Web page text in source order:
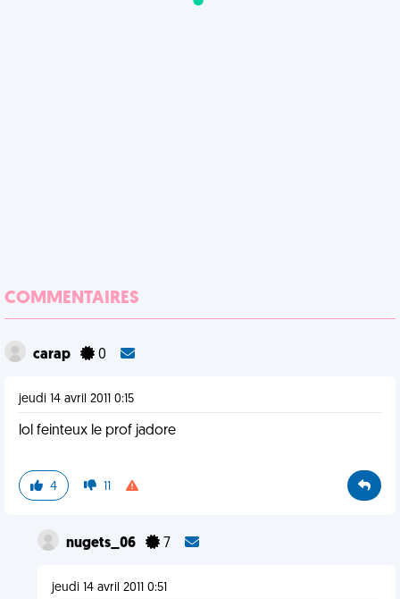
COMMENTAIRES
carap 0
jeudi 14 avril 2011 0:15
lol feinteux le prof jadore
4 11
nugets_06 7
jeudi 14 avril 2011 0:51